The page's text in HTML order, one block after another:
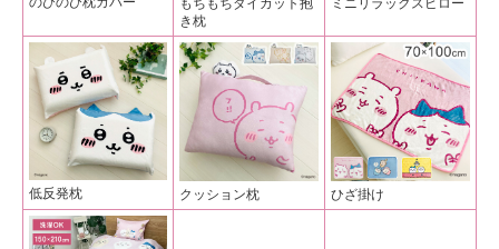
もちもちダイカット抱
き枕
ミニリラックスピロー
低反発枕 クッション枕 ひざ掛け